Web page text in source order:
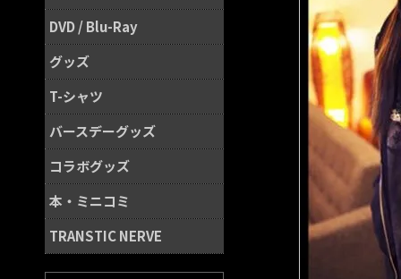
DVD / Blu-Ray
グッズ
T-シャツ
バースデーグッズ
コラボグッズ
本・ミニコミ
TRANSTIC NERVE